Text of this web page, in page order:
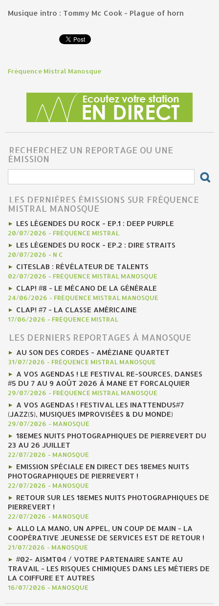
Musique intro : Tommy Mc Cook - Plague of horn
Fréquence Mistral Manosque
RECHERCHEZ UN REPORTAGE OU UNE
ÉMISSION
LES DERNIÈRES ÉMISSIONS SUR FRÉQUENCE
MISTRAL MANOSQUE
LES LÉGENDES DU ROCK - EP.1 : DEEP PURPLE
20/07/2026 - FRÉQUENCE MISTRAL
LES LÉGENDES DU ROCK - EP.2 : DIRE STRAITS
20/07/2026 - N C
CITESLAB : RÉVÉLATEUR DE TALENTS
02/07/2026 - FRÉQUENCE MISTRAL MANOSQUE
CLAP! #8 - LE MÉCANO DE LA GÉNÉRALE
24/06/2026 - FRÉQUENCE MISTRAL MANOSQUE
CLAP! #7 - LA CLASSE AMÉRICAINE
17/06/2026 - FRÉQUENCE MISTRAL
LES DERNIERS REPORTAGES À MANOSQUE
AU SON DES CORDES - AMÉZIANE QUARTET
31/07/2026 - FRÉQUENCE MISTRAL MANOSQUE
A VOS AGENDAS ! LE FESTIVAL RE-SOURCES, DANSES
#5 DU 7 AU 9 AOÛT 2026 À MANE ET FORCALQUIER
29/07/2026 - FRÉQUENCE MISTRAL MANOSQUE
A VOS AGENDAS ! FESTIVAL LES INATTENDUS#7
(JAZZ(S), MUSIQUES IMPROVISÉES & DU MONDE)
29/07/2026 - MANOSQUE
18EMES NUITS PHOTOGRAPHIQUES DE PIERREVERT DU
23 AU 26 JUILLET
22/07/2026 - MANOSQUE
EMISSION SPÉCIALE EN DIRECT DES 18EMES NUITS
PHOTOGRAPHIQUES DE PIERREVERT !
22/07/2026 - MANOSQUE
RETOUR SUR LES 18EMES NUITS PHOTOGRAPHIQUES DE
PIERREVERT !
22/07/2026 - MANOSQUE
ALLO LA MANO, UN APPEL, UN COUP DE MAIN - LA
COOPÉRATIVE JEUNESSE DE SERVICES EST DE RETOUR !
21/07/2026 - MANOSQUE
#02- AISMT04 / VOTRE PARTENAIRE SANTE AU
TRAVAIL - LES RISQUES CHIMIQUES DANS LES MÉTIERS DE
LA COIFFURE ET AUTRES
16/07/2026 - MANOSQUE